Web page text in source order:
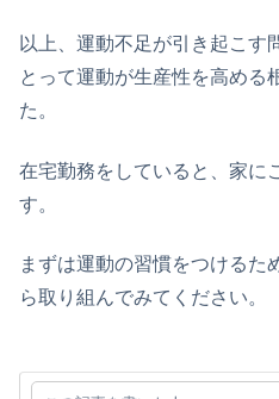
以上、運動不足が引き起こす
とって運動が生産性を高める
た。
在宅勤務をしていると、家に
す。
まずは運動の習慣をつけるた
ら取り組んでみてください。